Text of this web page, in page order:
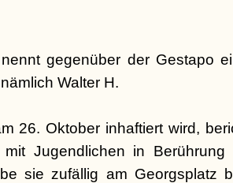
gegenüber der Gestapo
Walter H.
26. Oktober inhaftiert wird,
mit Jugendlichen in
sie zufällig am Georgsplatz